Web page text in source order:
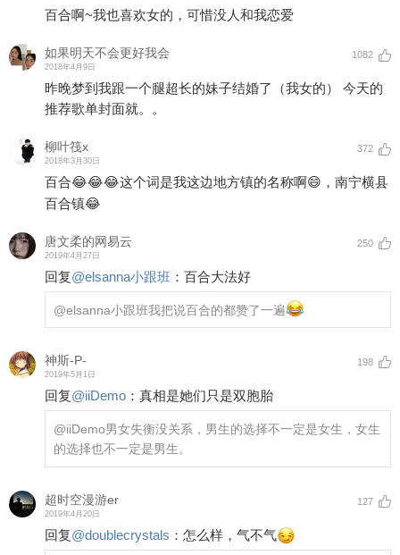
百合啊~我也喜欢女的，可惜没人和我恋爱
如果明天不会更好我会
2018年4月9日
1082
昨晚梦到我跟一个腿超长的妹子结婚了（我女的） 今天的
推荐歌单封面就。。
柳叶筏x
2018年3月30日
372
百合😂😂😂这个词是我这边地方镇的名称啊😄，南宁横县
百合镇😂
唐文柔的网易云
2019年4月27日
250
回复@elsanna小跟班 ： 百合大法好
@elsanna小跟班我把说百合的都赞了一遍
神斯-P-
2019年5月1日
198
回复@iiDemo ： 真相是她们只是双胞胎
@iiDemo男女失衡没关系，男生的选择不一定是女生，女生
的选择也不一定是男生。
超时空漫游er
2019年4月20日
127
回复@doublecrystals ： 怎么样，气不气